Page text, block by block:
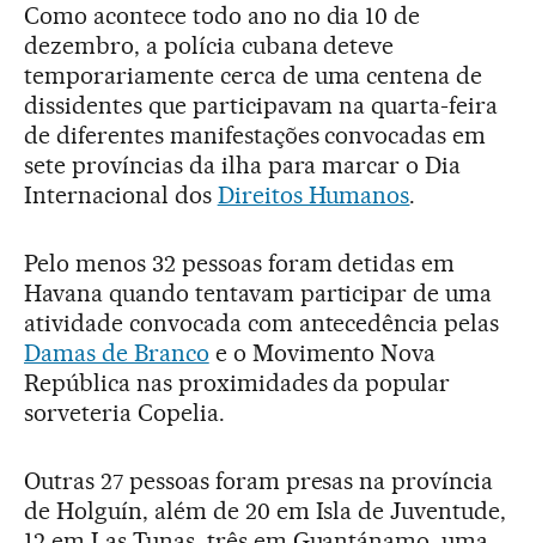
Como acontece todo ano no dia 10 de
dezembro, a polícia cubana deteve
temporariamente cerca de uma centena de
dissidentes que participavam na quarta-feira
de diferentes manifestações convocadas em
sete províncias da ilha para marcar o Dia
Internacional dos Direitos Humanos.
Pelo menos 32 pessoas foram detidas em
Havana quando tentavam participar de uma
atividade convocada com antecedência pelas
Damas de Branco e o Movimento Nova
República nas proximidades da popular
sorveteria Copelia.
Outras 27 pessoas foram presas na província
de Holguín, além de 20 em Isla de Juventude,